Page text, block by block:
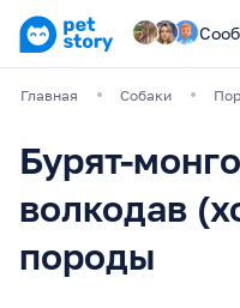
Главная Собаки
Бурят-
волкодав
породы